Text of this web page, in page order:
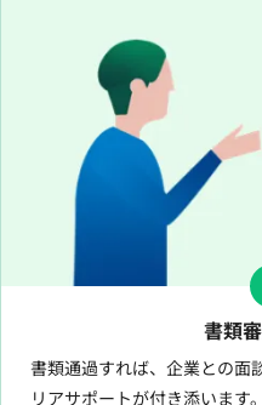
書類
書類通過すれば、企業との面
リアサポートが付き添います。